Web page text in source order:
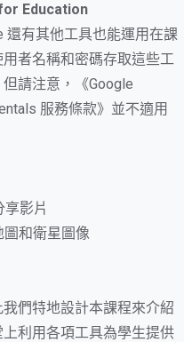
Education
還有其他工具也能運用在課
者名稱和密碼存取這些工
請注意，《Google
服務條款》並不適用
享影片
和衛星圖像
們特地設計本課程來介紹
利用各項工具為學生提供